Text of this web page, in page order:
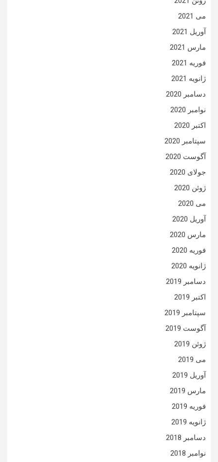
می 2021
آوریل 2021
مارس 2021
فوریه 2021
ژانویه 2021
دسامبر 2020
نوامبر 2020
اکتبر 2020
سپتامبر 2020
آگوست 2020
جولای 2020
ژوئن 2020
می 2020
آوریل 2020
مارس 2020
فوریه 2020
ژانویه 2020
دسامبر 2019
اکتبر 2019
سپتامبر 2019
آگوست 2019
ژوئن 2019
می 2019
آوریل 2019
مارس 2019
فوریه 2019
ژانویه 2019
دسامبر 2018
نوامبر 2018